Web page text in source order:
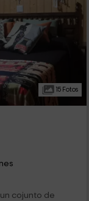
15 Fotos
cojunto de